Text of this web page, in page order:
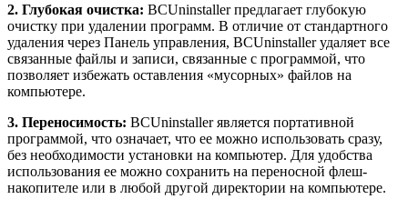
2. Глубокая очистка: BCUninstaller предлагает глубокую
очистку при удалении программ. В отличие от стандартного
удаления через Панель управления, BCUninstaller удаляет все
связанные файлы и записи, связанные с программой, что
позволяет избежать оставления «мусорных» файлов на
компьютере.
3. Переносимость: BCUninstaller является портативной
программой, что означает, что ее можно использовать сразу,
без необходимости установки на компьютер. Для удобства
использования ее можно сохранить на переносной флеш-
накопителе или в любой другой директории на компьютере.